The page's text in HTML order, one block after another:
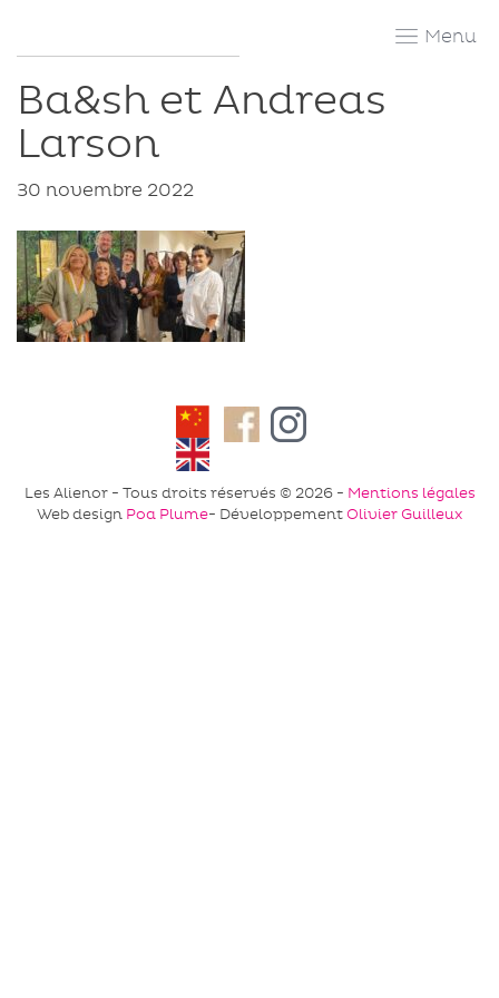
Ba&sh et Andreas
Larson
30 novembre 2022
Facebook
Les Alienor - Tous droits réservés © 2026 - Mentions légales
Web design Poa Plume- Développement Olivier Guilleux